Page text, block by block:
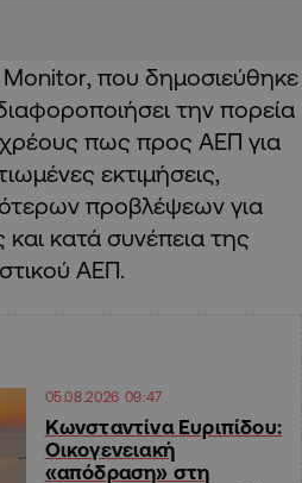
Monitor, που δημοσιεύθηκε
την πορεία
πως προς ΑΕΠ για
εκτιμήσεις,
προβλέψεων για
κατά συνέπεια της
ΑΕΠ.
05.08.2026 09:47
Κωνσταντίνα Ευριπίδου:
Οικογενειακή
«απόδραση» στη